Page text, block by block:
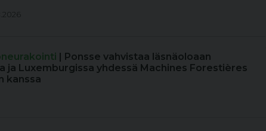
| Ponsse vahvistaa läsnäoloaan
ja Luxemburgissa yhdessä Machines Forestières
kanssa